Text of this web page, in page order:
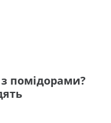
помідорами?